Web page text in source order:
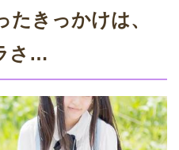
たきっかけは、
さ…